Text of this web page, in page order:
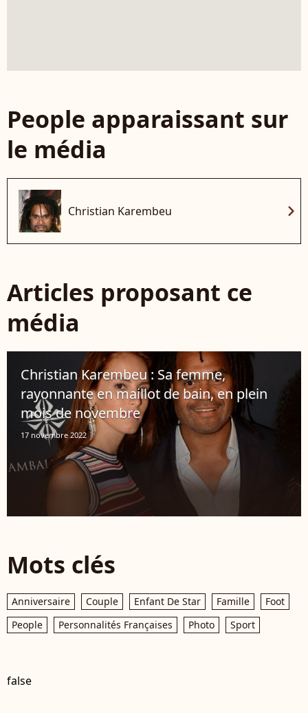
People apparaissant sur
le média
Christian Karembeu chevron_right
Articles proposant ce
média
Christian Karembeu : Sa femme,
rayonnante en maillot de bain, en plein
mois de novembre
17 novembre 2022
Mots clés
Anniversaire Couple Enfant De Star Famille
Foot
People
Personnalités Françaises Photo Sport
false